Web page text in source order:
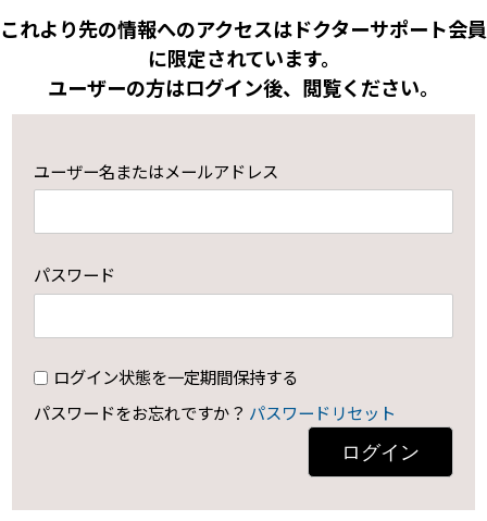
これより先の情報へのアクセスはドクターサポート会員
に限定されています。
ユーザーの方はログイン後、閲覧ください。
ユーザー名またはメールアドレス
パスワード
ログイン状態を一定期間保持する
パスワードをお忘れですか？ パスワードリセット
ログイン